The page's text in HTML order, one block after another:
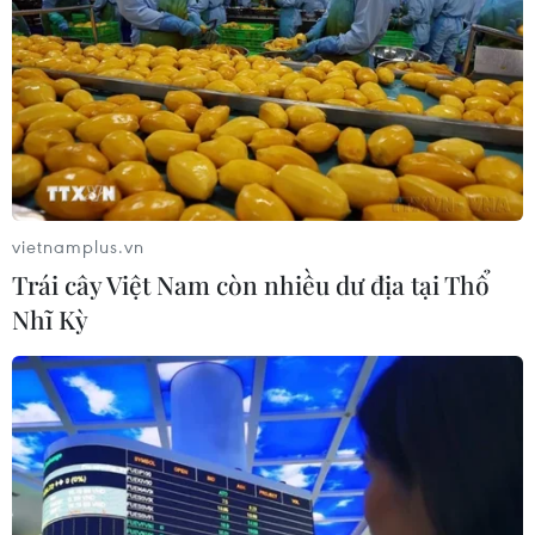
TIN LIÊN QUAN
vietnamplus.vn
Trái cây Việt Nam còn nhiều dư địa tại Thổ
Nhĩ Kỳ